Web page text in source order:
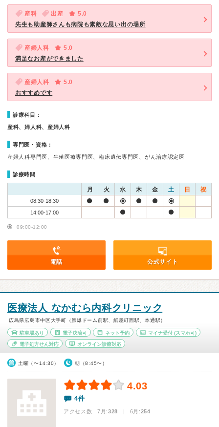
産科 出産
5.0
先生も助産師さんも病院も素敵な思い出の場所
産婦人科
5.0
満足なお産ができました
産婦人科
5.0
おすすめです
診療科目：
産科、婦人科、産婦人科
専門医・資格：
産婦人科専門医、生殖医療専門医、臨床遺伝専門医、がん治療認定医
診療時間
月 火 水 木 金 土 日 祝
08:30-18:30
14:00-17:00
09:00-12:00
電話 公式サイト
医療法人 なかむら内科クリニック
広島県広島市中区大手町（原爆ドーム前駅、紙屋町西駅、本通駅）
駐車場あり 電子決済可 ネット予約 マイナ受付 (スマホ可)
電子処方せん対応 オンライン診療対応
土曜（〜14:30） 朝（8:45〜）
4.03
4件
アクセス数 7月:328 | 6月:254